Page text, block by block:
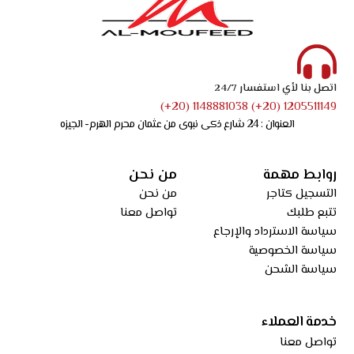
اتصل بنا لأي استفسار 24/7
1205511149 (20+) 1148881038 (20+)
العنوان : 24 شارع ذكى نبوى من عثمان محرم الهرم- الجيزه
روابط مهمة
التسجيل كتاجر
تتبع طلبك
سياسة الاسترداد والإرجاع
سياسة الخصوصية
سياسة الشحن
من نحن
من نحن
تواصل معنا
خدمة العملاء
تواصل معنا